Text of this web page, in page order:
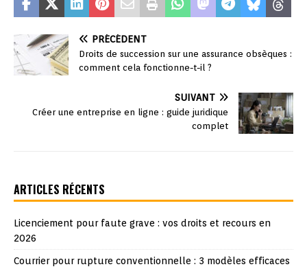
PRÉCÉDENT
Droits de succession sur une assurance obsèques :
comment cela fonctionne-t-il ?
SUIVANT
Créer une entreprise en ligne : guide juridique
complet
ARTICLES RÉCENTS
Licenciement pour faute grave : vos droits et recours en
2026
Courrier pour rupture conventionnelle : 3 modèles efficaces